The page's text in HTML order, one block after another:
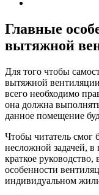
Главные
вытяжной
Для того чтобы
вытяжной
всего необходимо
она должна
данное помещение
Чтобы читатель смог
несложной задачей, в
краткое
особенности
индивидуальном